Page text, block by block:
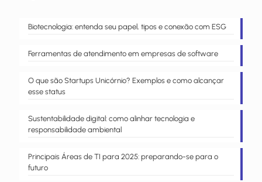
Biotecnologia: entenda seu papel, tipos e conexão com ESG
Ferramentas de atendimento em empresas de software
O que são Startups Unicórnio? Exemplos e como alcançar
esse status
Sustentabilidade digital: como alinhar tecnologia e
responsabilidade ambiental
Principais Áreas de TI para 2025: preparando-se para o
futuro